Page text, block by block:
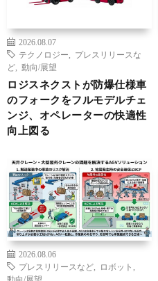
2026.08.07
テクノロジー
プレスリリースな
ど
動向/展望
ロジスネクストが防爆仕様車
のフォークをフルモデルチェ
ンジ、オペレーターの快適性
向上図る
2026.08.06
プレスリリースなど
ロボット
動向/展望